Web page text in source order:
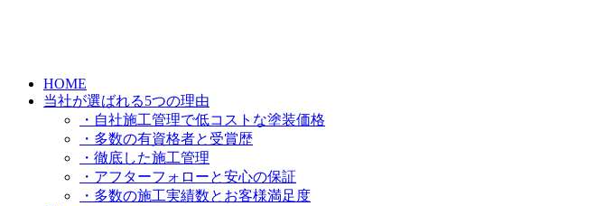
HOME
当社が選ばれる5つの理由
・自社施工管理で低コストな塗装価格
・多数の有資格者と受賞歴
・徹底した施工管理
・アフターフォローと安心の保証
・多数の施工実績数とお客様満足度